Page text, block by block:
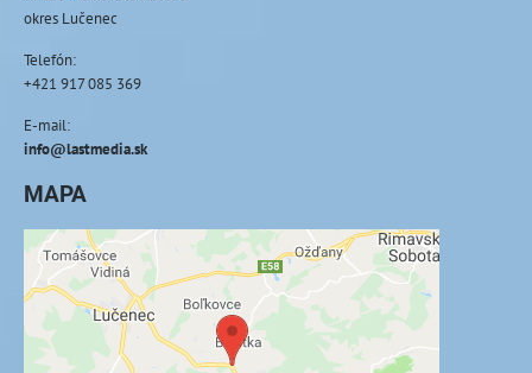
okres Lučenec
Telefón:
+421 917 085 369
E-mail:
info@lastmedia.sk
MAPA
Externý obsah je blokovaný Voľbami
súkromia
Prajete si načítať externý obsah?